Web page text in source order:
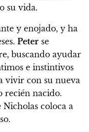
su vida.
y enojado, y ha
Peter se
buscando ayudar
e instintivos
vivir con su nueva
recién nacido.
coloca a